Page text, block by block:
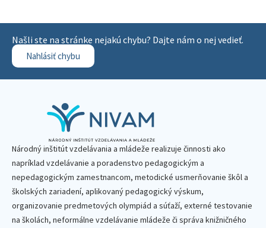
Našli ste na stránke nejakú chybu? Dajte nám o nej vedieť.
Nahlásiť chybu
Národný inštitút vzdelávania a mládeže realizuje činnosti ako
napríklad vzdelávanie a poradenstvo pedagogickým a
nepedagogickým zamestnancom, metodické usmerňovanie škôl a
školských zariadení, aplikovaný pedagogický výskum,
organizovanie predmetových olympiád a súťaží, externé testovanie
na školách, neformálne vzdelávanie mládeže či správa knižničného